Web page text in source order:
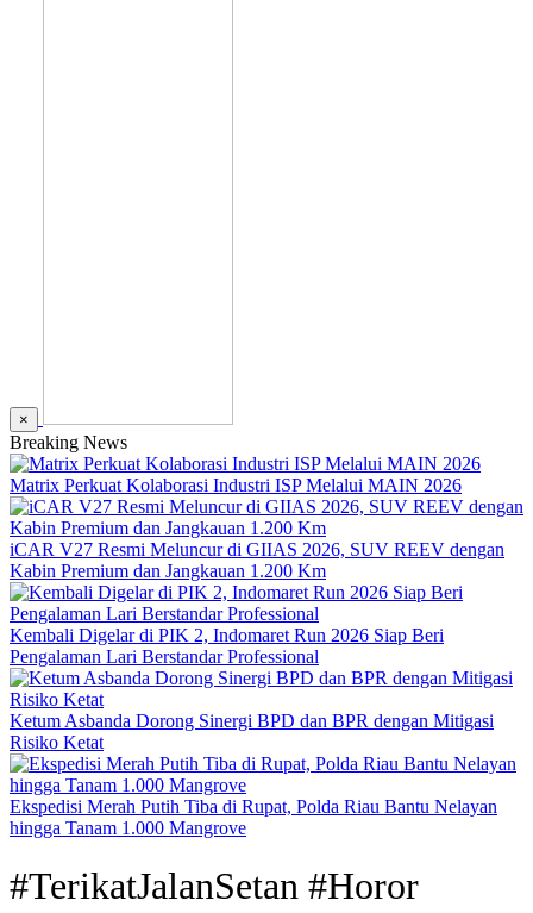
×
Breaking News
Matrix Perkuat Kolaborasi Industri ISP Melalui MAIN 2026
iCAR V27 Resmi Meluncur di GIIAS 2026, SUV REEV dengan
Kabin Premium dan Jangkauan 1.200 Km
Kembali Digelar di PIK 2, Indomaret Run 2026 Siap Beri
Pengalaman Lari Berstandar Professional
Ketum Asbanda Dorong Sinergi BPD dan BPR dengan Mitigasi
Risiko Ketat
Ekspedisi Merah Putih Tiba di Rupat, Polda Riau Bantu Nelayan
hingga Tanam 1.000 Mangrove
#TerikatJalanSetan #Horor